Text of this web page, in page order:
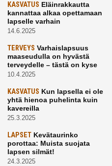
KASVATUS Eläinrakkautta
kannattaa alkaa opettamaan
lapselle varhain
14.6.2025
TERVEYS Varhaislapsuus
maaseudulla on hyvästä
terveydelle – tästä on kyse
10.4.2025
KASVATUS Kun lapsella ei ole
yhtä hienoa puhelinta kuin
kavereilla
25.3.2025
LAPSET Kevätaurinko
porottaa: Muista suojata
lapsen silmät!
24.3.2025